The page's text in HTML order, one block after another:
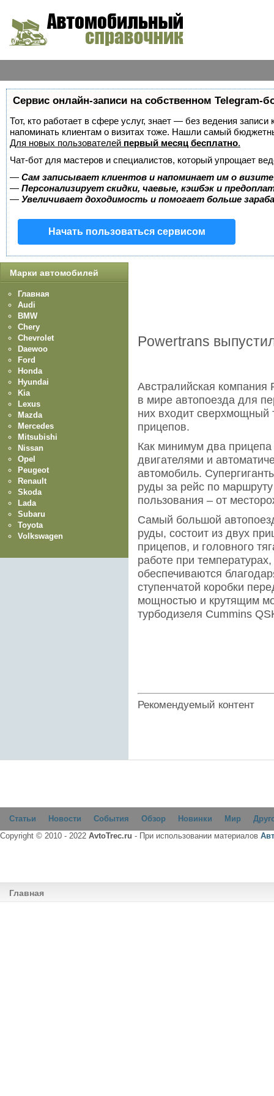
Сервис онлайн-записи на собственном Telegram-
Тот, кто работает в сфере услуг, знает — без ведения
напоминать клиентам о визитах тоже. Нашли самый
Для новых пользователей первый месяц бесплатно.
Чат-бот для мастеров и специалистов, который упрощает
— Сам записывает клиентов и напоминает им о
— Персонализирует скидки, чаевые, кэшбэк и
— Увеличивает доходимость и помогает больше
Начать пользоваться сервисом
Powertrans
Австралийская
в мире автопоезда для
них входит сверхмощный
прицепов.
Как минимум два
двигателями и
автомобиль.
руды за рейс по
пользования – от
Самый большой
руды, состоит из двух
прицепов, и головного
работе при
обеспечиваются
ступенчатой коробки
мощностью и крутящим
турбодизеля Cummins
Рекомендуемый контент
Марки автомобилей
Главная
Audi
BMW
Chery
Chevrolet
Daewoo
Ford
Honda
Hyundai
Kia
Lexus
Mazda
Mercedes
Mitsubishi
Nissan
Opel
Peugeot
Renault
Skoda
Lada
Subaru
Toyota
Volkswagen
Статьи Новости События Обзор Новинки Мир
Copyright © 2010 - 2022 AvtoTrec.ru - При использовании материалов
Главная